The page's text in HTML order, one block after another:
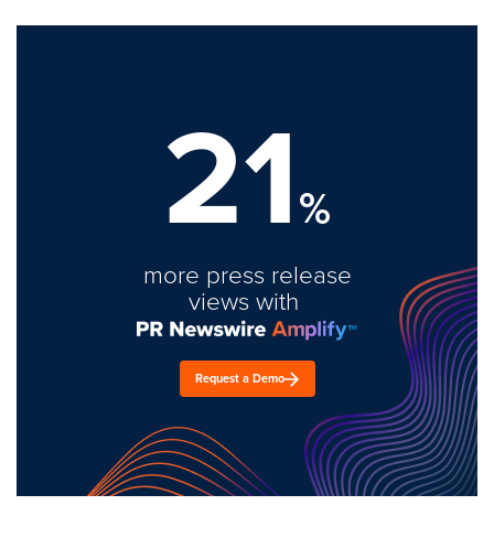
21%
more press release
views with
Request a Demo